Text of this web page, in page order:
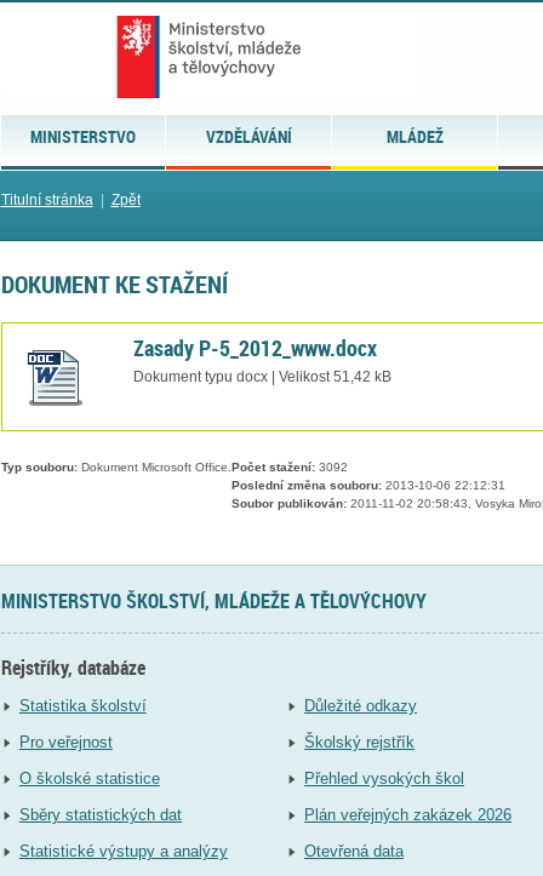
MINISTERSTVO VZDĚLÁVÁNÍ MLÁDEŽ
Titulní stránka| Zpět
DOKUMENT KE STAŽENÍ
Zasady P-5_2012_www.docx
Dokument typu docx | Velikost 51,42 kB
Typ souboru:Dokument Microsoft Office. Počet stažení:3092
Poslední změna souboru:2013-10-06 22:12:31
Soubor publikován:2011-11-02 20:58:43, Vosyka
MINISTERSTVO ŠKOLSTVÍ, MLÁDEŽE A TĚLOVÝCHOVY
Rejstříky, databáze
Statistika školství
Pro veřejnost
O školské statistice
Sběry statistických dat
Statistické výstupy a analýzy
Důležité odkazy
Školský rejstřík
Přehled vysokých škol
Plán veřejných zakázek 2026
Otevřená data